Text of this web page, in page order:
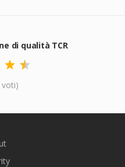
di qualità TCR
voti)